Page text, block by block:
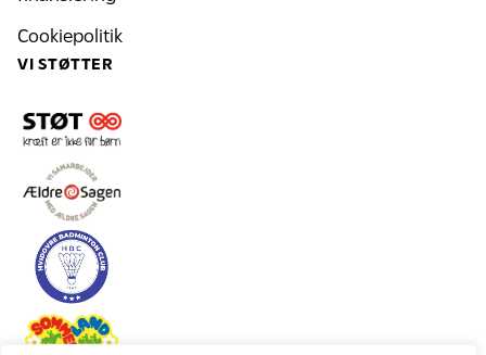
Cookiepolitik
VI STØTTER